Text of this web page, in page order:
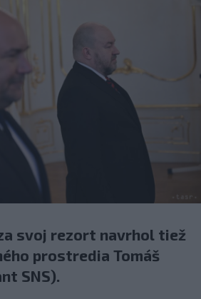
svoj rezort navrhol tiež
prostredia Tomáš
SNS).